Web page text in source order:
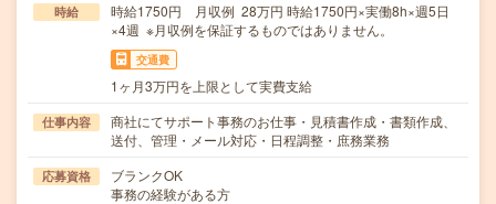
時給
時給1750円 月収例 28万円 時給1750円×実働8h×週5日
×4週 ※月収例を保証するものではありません。
交通費
1ヶ月3万円を上限として実費支給
仕事内容
商社にてサポート事務のお仕事・見積書作成・書類作成、
送付、管理・メール対応・日程調整・庶務業務
応募資格
ブランクOK
事務の経験がある方